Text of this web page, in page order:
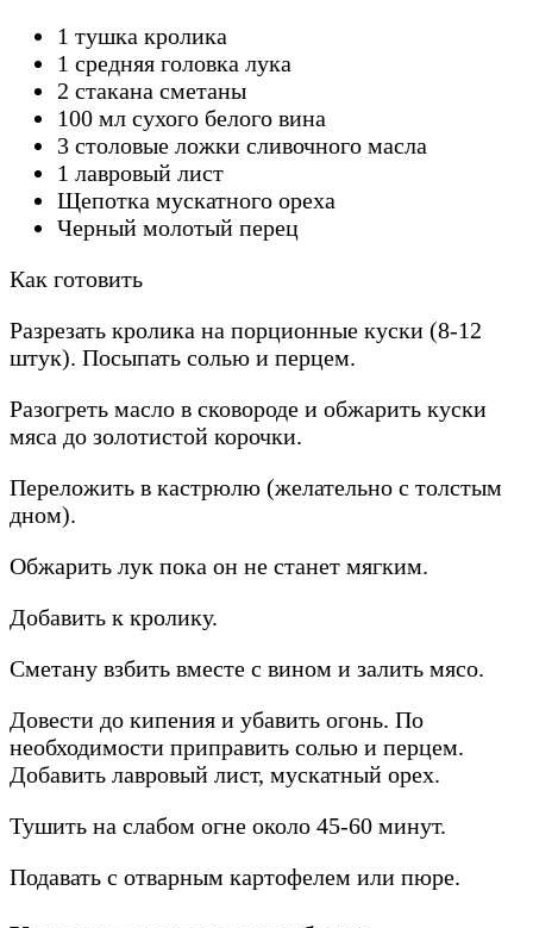
1 тушка кролика
1 средняя головка лука
2 стакана сметаны
100 мл сухого белого вина
3 столовые ложки сливочного масла
1 лавровый лист
Щепотка мускатного ореха
Черный молотый перец
Как готовить
Разрезать кролика на порционные куски (8-12
штук). Посыпать солью и перцем.
Разогреть масло в сковороде и обжарить куски
мяса до золотистой корочки.
Переложить в кастрюлю (желательно с толстым
дном).
Обжарить лук пока он не станет мягким.
Добавить к кролику.
Сметану взбить вместе с вином и залить мясо.
Довести до кипения и убавить огонь. По
необходимости приправить солью и перцем.
Добавить лавровый лист, мускатный орех.
Тушить на слабом огне около 45-60 минут.
Подавать с отварным картофелем или пюре.